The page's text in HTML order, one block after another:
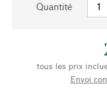
Quantité
tous les prix
Envoi